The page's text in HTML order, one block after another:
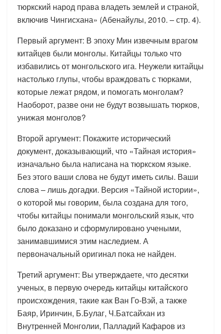
тюркский народ права владеть землей и страной,
включив Чингисхана» (Абенайулы, 2010. – стр. 4).
Первый аргумент: В эпоху Мин извечным врагом
китайцев были монголы. Китайцы только что
избавились от монгольского ига. Неужели китайцы
настолько глупы, чтобы враждовать с тюрками,
которые лежат рядом, и помогать монголам?
Наоборот, разве они не будут возвышать тюрков,
унижая монголов?
Второй аргумент: Покажите исторический
документ, доказывающий, что «Тайная история»
изначально была написана на тюркском языке.
Без этого ваши слова не будут иметь силы. Ваши
слова – лишь догадки. Версия «Тайной истории»,
о которой мы говорим, была создана для того,
чтобы китайцы понимали монгольский язык, что
было доказано и сформулировано учеными,
занимавшимися этим наследием. А
первоначальный оригинал пока не найден.
Третий аргумент: Вы утверждаете, что десятки
ученых, в первую очередь китайцы китайского
происхождения, такие как Ван Го-Вэй, а также
Баяр, Иринчин, Б.Булаг, Ч.Батсайхан из
Внутренней Монголии, Палладий Кафаров из